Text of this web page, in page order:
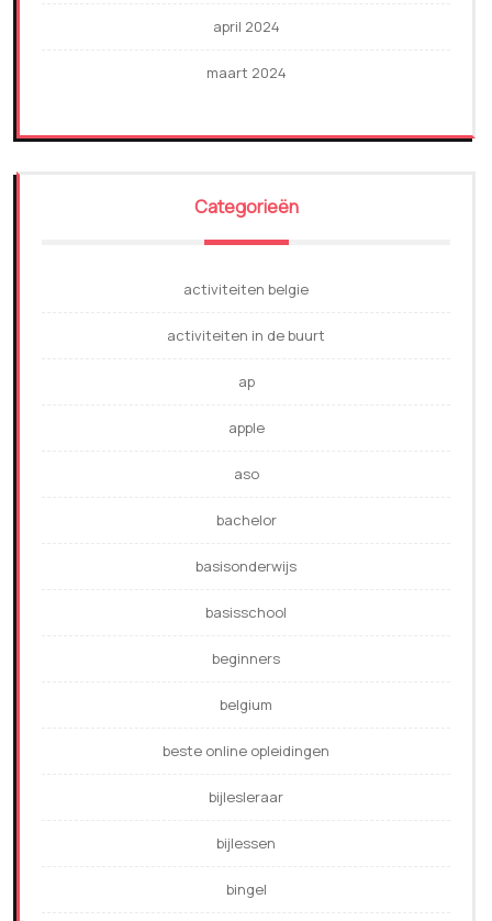
april 2024
maart 2024
Categorieën
activiteiten belgie
activiteiten in de buurt
ap
apple
aso
bachelor
basisonderwijs
basisschool
beginners
belgium
beste online opleidingen
bijlesleraar
bijlessen
bingel